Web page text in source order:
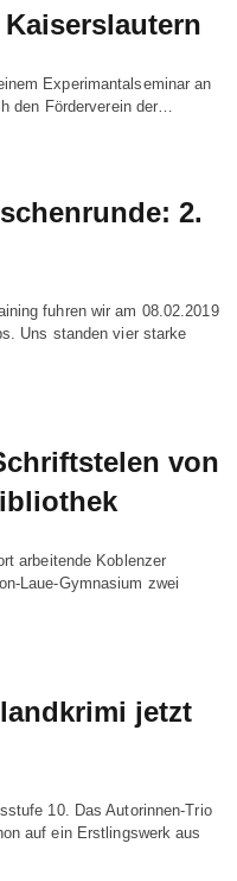
Experimantal­­seminar an
den Förderverein der…
2.
fuhren wir am 08.02.2019
Uns standen vier starke
von
arbeitende Koblenzer
Laue-Gymnasium zwei
jetzt
10. Das Autorinnen-Trio
auf ein Erstlingswerk aus